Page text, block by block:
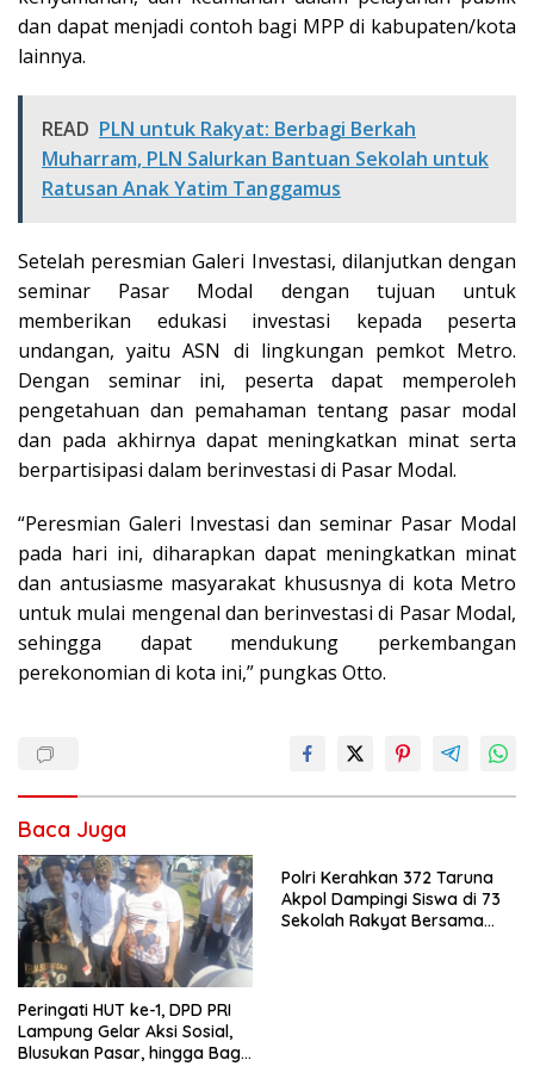
dan dapat menjadi contoh bagi MPP di kabupaten/kota
lainnya.
READ PLN untuk Rakyat: Berbagi Berkah
Muharram, PLN Salurkan Bantuan Sekolah untuk
Ratusan Anak Yatim Tanggamus
Setelah peresmian Galeri Investasi, dilanjutkan dengan
seminar Pasar Modal dengan tujuan untuk
memberikan edukasi investasi kepada peserta
undangan, yaitu ASN di lingkungan pemkot Metro.
Dengan seminar ini, peserta dapat memperoleh
pengetahuan dan pemahaman tentang pasar modal
dan pada akhirnya dapat meningkatkan minat serta
berpartisipasi dalam berinvestasi di Pasar Modal.
“Peresmian Galeri Investasi dan seminar Pasar Modal
pada hari ini, diharapkan dapat meningkatkan minat
dan antusiasme masyarakat khususnya di kota Metro
untuk mulai mengenal dan berinvestasi di Pasar Modal,
sehingga dapat mendukung perkembangan
perekonomian di kota ini,” pungkas Otto.
Baca Juga
Peringati HUT ke-1, DPD PRI
Lampung Gelar Aksi Sosial,
Blusukan Pasar, hingga Bagi-
Polri Kerahkan 372 Taruna
Akpol Dampingi Siswa di 73
Sekolah Rakyat Bersama